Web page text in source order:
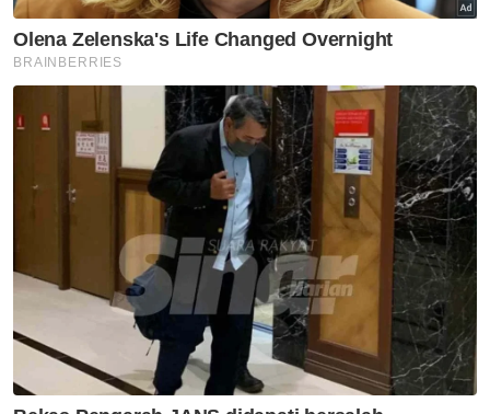
Masuk | Daftar VPoints: 0
Ahmad Zahid Hamidi